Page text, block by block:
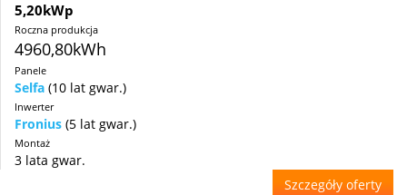
5,20kWp
Roczna produkcja
4960,80kWh
Panele
Selfa (10 lat gwar.)
Inwerter
Fronius (5 lat gwar.)
Montaż
3 lata gwar.
Szczegóły oferty